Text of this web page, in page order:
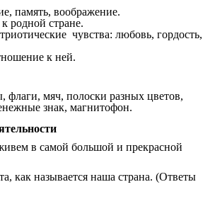
память, воображение.
родной стране.
чувства: любовь, гордость,
к ней.
флаги, мяч, полоски разных цветов,
знак, магнитофон.
в самой большой и прекрасной
как называется наша страна. (Ответы